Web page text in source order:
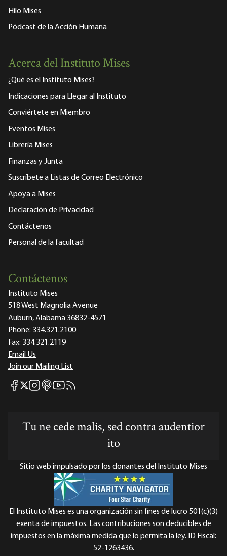
Hilo Mises
Pódcast de la Acción Humana
Acerca del Instituto Mises
¿Qué es el Instituto Mises?
Indicaciones para Llegar al Instituto
Conviértete en Miembro
Eventos Mises
Librería Mises
Finanzas y Junta
Suscríbete a Listas de Correo Electrónico
Apoya a Mises
Declaración de Privacidad
Contáctenos
Personal de la facultad
Contáctenos
Instituto Mises
518 West Magnolia Avenue
Auburn, Alabama 36832-4571
Phone: 334.321.2100
Fax: 334.321.2119
Email Us
Join our Mailing List
Mises Facebook
Mises X
Mises Instagram
Mises itunes
Mises Youtube
Mises RSS feed
Tu ne cede malis, sed contra audentior
ito
Sitio web impulsado por los donantes del Instituto Mises
El Instituto Mises es una organización sin fines de lucro 501(c)(3)
exenta de impuestos. Las contribuciones son deducibles de
impuestos en la máxima medida que lo permita la ley. ID Fiscal:
52-1263436.